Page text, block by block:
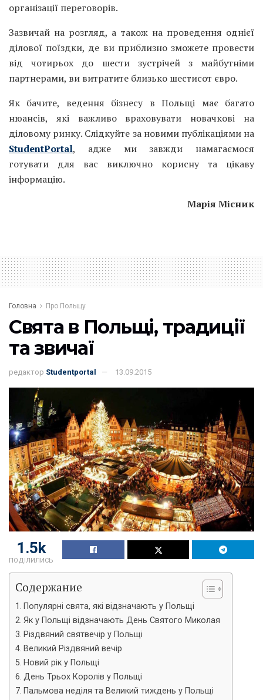
організації переговорів.
Зазвичай на розгляд, а також на проведення однієї
ділової поїздки, де ви приблизно зможете провести
від чотирьох до шести зустрічей з майбутніми
партнерами, ви витратите близько шестисот євро.
Як бачите, ведення бізнесу в Польщі має багато
нюансів, які важливо враховувати новачкові на
діловому ринку. Слідкуйте за новими публікаціями на
StudentPortal, адже ми завжди намагаємося
готувати для вас виключно корисну та цікаву
інформацію.
Марія Місник
Головна Про Польщу
Свята в Польщі, традиції
та звичаї
редактор Studentportal 13.09.2015
1.5k
ПОДІЛИЛИСЬ
Содержание
Популярні свята, які відзначають у Польщі
Як у Польщі відзначають День Святого Миколая
Різдвяний святвечір у Польщі
Великий Різдвяний вечір
Новий рік у Польщі
День Трьох Королів у Польщі
Пальмова неділя та Великий тиждень у Польщі